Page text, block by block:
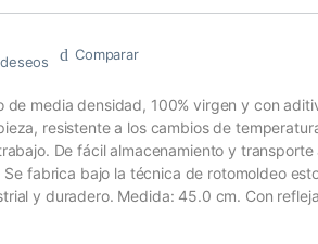
Comparar
de media densidad, 100% virgen y con
resistente a los cambios de
De fácil almacenamiento y transporte
Se fabrica bajo la técnica de rotomoldeo
y duradero. Medida: 45.0 cm. Con